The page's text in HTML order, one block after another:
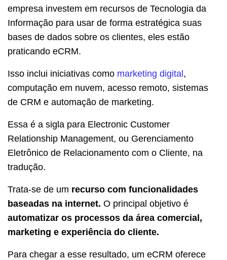
empresa investem em recursos de Tecnologia da
Informação para usar de forma estratégica suas
bases de dados sobre os clientes, eles estão
praticando eCRM.
Isso inclui iniciativas como marketing digital,
computação em nuvem, acesso remoto, sistemas
de CRM e automação de marketing.
Essa é a sigla para Electronic Customer
Relationship Management, ou Gerenciamento
Eletrônico de Relacionamento com o Cliente, na
tradução.
Trata-se de um recurso com funcionalidades
baseadas na internet. O principal objetivo é
automatizar os processos da área comercial,
marketing e experiência do cliente.
Para chegar a esse resultado, um eCRM oferece